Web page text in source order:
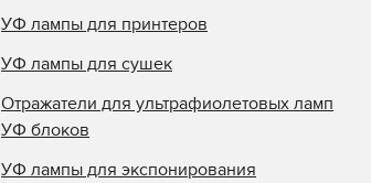
УФ лампы для принтеров
УФ лампы для сушек
Отражатели для ультрафиолетовых ламп
УФ блоков
УФ лампы для экспонирования